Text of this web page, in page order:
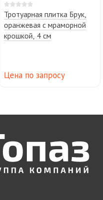
Тротуарная плитка Брук,
оранжевая с мраморной
крошкой, 4 см
Цена по запросу